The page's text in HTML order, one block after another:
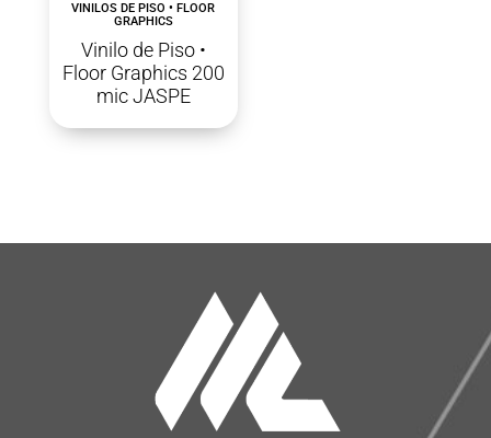
VINILOS DE PISO • FLOOR
GRAPHICS
Vinilo de Piso •
Floor Graphics 200
mic JASPE